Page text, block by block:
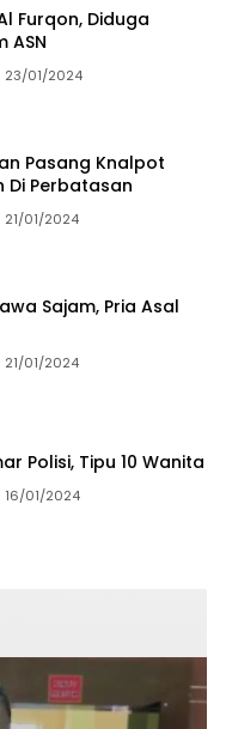
Furqon, Diduga
ASN
23/01/2024
Pasang Knalpot
Di Perbatasan
21/01/2024
Sajam, Pria Asal
21/01/2024
Polisi, Tipu 10 Wanita
16/01/2024